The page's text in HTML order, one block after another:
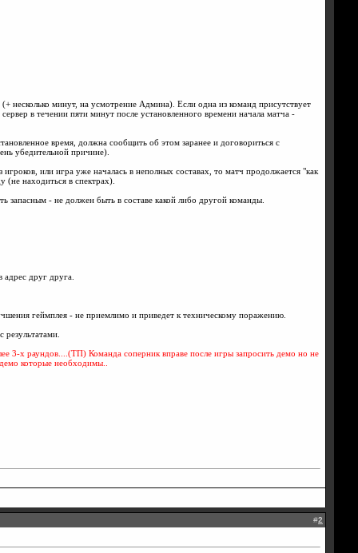
несколько минут, на усмотрение Админа). Если одна из команд присутствует
в течении пяти минут после установленного времени начала матча -
время, должна сообщить об этом заранее и договориться с
убедительной причине).
или игра уже началась в неполных составах, то матч продолжается "как
(не находиться в спектрах).
запасным - не должен быть в составе какой либо другой команды.
друг друга.
геймплея - не приемлимо и приведет к техническому поражению.
3-х раундов....(ТП) Команда соперник вправе после игры запросить демо но не
которые необходимы..
#2